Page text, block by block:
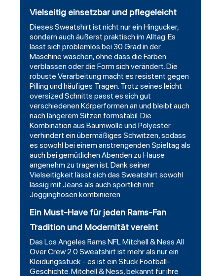
Vielseitig einsetzbar und pflegeleicht
Dieses Sweatshirt ist nicht nur ein Hingucker,
sondern auch äußerst praktisch im Alltag. Es
lässt sich problemlos bei 30 Grad in der
Maschine waschen, ohne dass die Farben
verblassen oder die Form sich verändert. Die
robuste Verarbeitung macht es resistent gegen
Pilling und häufiges Tragen. Trotz seines leicht
oversized Schnitts passt es sich gut
verschiedenen Körperformen an und bleibt auch
nach längerem Sitzen formstabil. Die
Kombination aus Baumwolle und Polyester
verhindert ein übermäßiges Schwitzen, sodass
es sowohl bei einem anstrengenden Spieltag als
auch bei gemütlichen Abenden zu Hause
angenehm zu tragen ist. Dank seiner
Vielseitigkeit lässt sich das Sweatshirt sowohl
lässig mit Jeans als auch sportlich mit
Jogginghosen kombinieren.
Ein Must-Have für jeden Rams-Fan
Tradition und Modernität vereint
Das Los Angeles Rams NFL Mitchell & Ness All
Over Crew 2.0 Sweatshirt ist mehr als nur ein
Kleidungsstück - es ist ein Stück Football-
Geschichte. Mitchell & Ness, bekannt für ihre